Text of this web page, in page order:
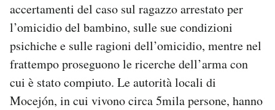
accertamenti del caso sul ragazzo arrestato per
l’omicidio del bambino, sulle sue condizioni
psichiche e sulle ragioni dell’omicidio, mentre nel
frattempo proseguono le ricerche dell’arma con
cui è stato compiuto. Le autorità locali di
Mocejón, in cui vivono circa 5mila persone, hanno